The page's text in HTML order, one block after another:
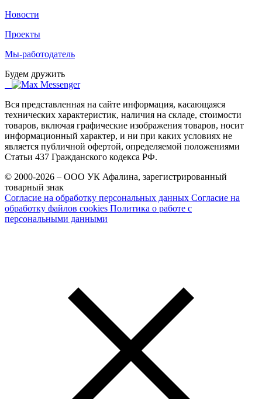
Новости
Проекты
Мы-работодатель
Будем дружить
Вся представленная на сайте информация, касающаяся
технических характеристик, наличия на складе, стоимости
товаров, включая графические изображения товаров, носит
информационный характер, и ни при каких условиях не
является публичной офертой, определяемой положениями
Статьи 437 Гражданского кодекса РФ.
© 2000-2026 – ООО УК Афалина, зарегистрированный
товарный знак
Согласие на обработку персональных данных Согласие на
обработку файлов cookies Политика о работе с
персональными данными